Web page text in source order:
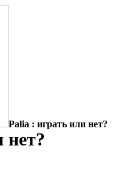
Palia : играть или нет?
нет?